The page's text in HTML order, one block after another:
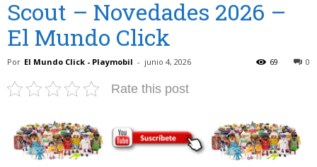
Scout – Novedades 2026 –
El Mundo Click
Por El Mundo Click - Playmobil - junio 4, 2026 0
69
Rate this post